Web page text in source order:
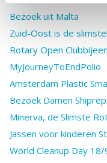
Bezoek uit Malta
Zuid-Oost is de slimste!
Rotary Open
MyJourneyToEndPolio
Amsterdam Plastic
Bezoek Damen
Minerva, de Slimste
Jassen voor kinderen
World Cleanup Day